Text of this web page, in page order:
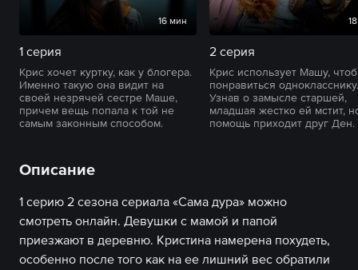
16 мин
1 серия
Крис хочет куртку, как у блогера.
Именно такую она видит на
своей незрячей сестре Маше,
причем вещь попала к той не
самым законным способом.
2 серия
Крис использует Машу,
понравиться однокласснику.
Узнав о замысле старшей,
младшая жестко ей мстит,
помощь приходит друг Ден.
Описание
1 серию 2 сезона сериала «Сама дура» можно
смотреть онлайн. Девушки с мамой и папой
приезжают в деревню. Кристина намерена похудеть,
особенно после того как на ее лишний вес обратили